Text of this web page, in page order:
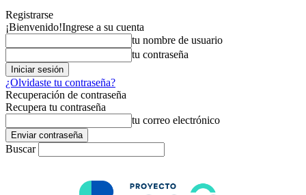
Registrarse
¡Bienvenido!Ingrese a su cuenta
tu nombre de usuario
tu contraseña
¿Olvidaste tu contraseña?
Recuperación de contraseña
Recupera tu contraseña
tu correo electrónico
Buscar